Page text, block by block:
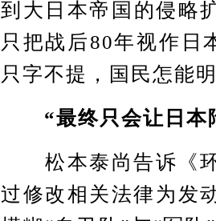
到大日本帝国的侵略
只把战后80年视作日
只字不提，国民怎能
“最终只会让日本
松本泰尚告诉《环
过修改相关法律为发